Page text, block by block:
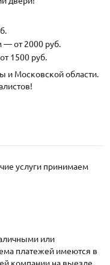
— от 2000 руб.
1500 руб.
и Московской области.
услуги принимаем
или
платежей имеются в